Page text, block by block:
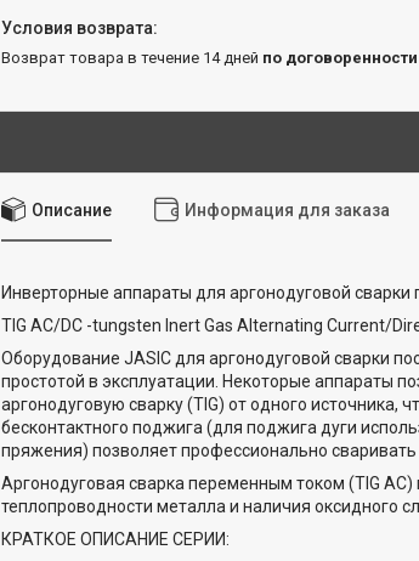
возврат товара в течение 14 дней по договоренности
Описание Информация для заказа
Инверторные аппараты для аргонодуговой
TIG AC/DC -tungsten Inert Gas Alternating Current/
Оборудование JASIC для аргонодуговой сварки
простотой в эксплуатации. Некоторые аппараты
аргонодуговую сварку (TIG) от одного
бесконтактного поджига (для поджига дуги
пряжения) позволяет профессионально
Аргонодуговая сварка переменным током (TIG
теплопроводности металла и наличия оксидного
КРАТКОЕ ОПИСАНИЕ СЕРИИ: